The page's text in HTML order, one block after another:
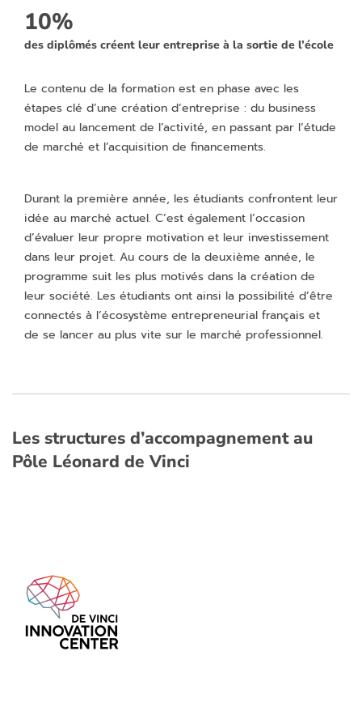
10%
des diplômés créent leur entreprise à la sortie de l’école
Le contenu de la formation est en phase avec les
étapes clé d’une création d’entreprise : du business
model au lancement de l’activité, en passant par l’étude
de marché et l’acquisition de financements.
Durant la première année, les étudiants confrontent leur
idée au marché actuel. C’est également l’occasion
d’évaluer leur propre motivation et leur investissement
dans leur projet. Au cours de la deuxième année, le
programme suit les plus motivés dans la création de
leur société. Les étudiants ont ainsi la possibilité d’être
connectés à l’écosystème entrepreneurial français et
de se lancer au plus vite sur le marché professionnel.
Les structures d’accompagnement au
Pôle Léonard de Vinci